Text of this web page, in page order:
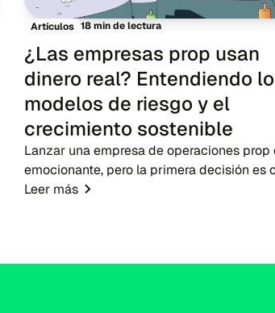
Artículos 18 min de lectura
¿Las empresas prop usan
dinero real? Entendiendo
modelos de riesgo y el
crecimiento sostenible
Lanzar una empresa de operaciones prop
emocionante, pero la primera decisión es
capital arriesgar. En la práctica, las
Leer más